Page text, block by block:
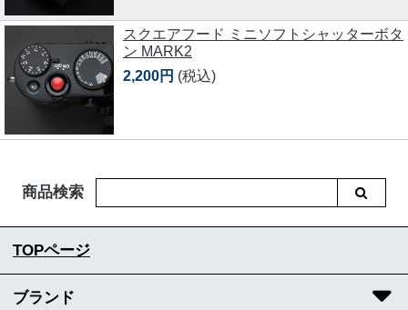
スクエアフード ミニソフトシャッターボタ
ン MARK2
2,200円 (税込)
商品検索
TOPページ
ブランド